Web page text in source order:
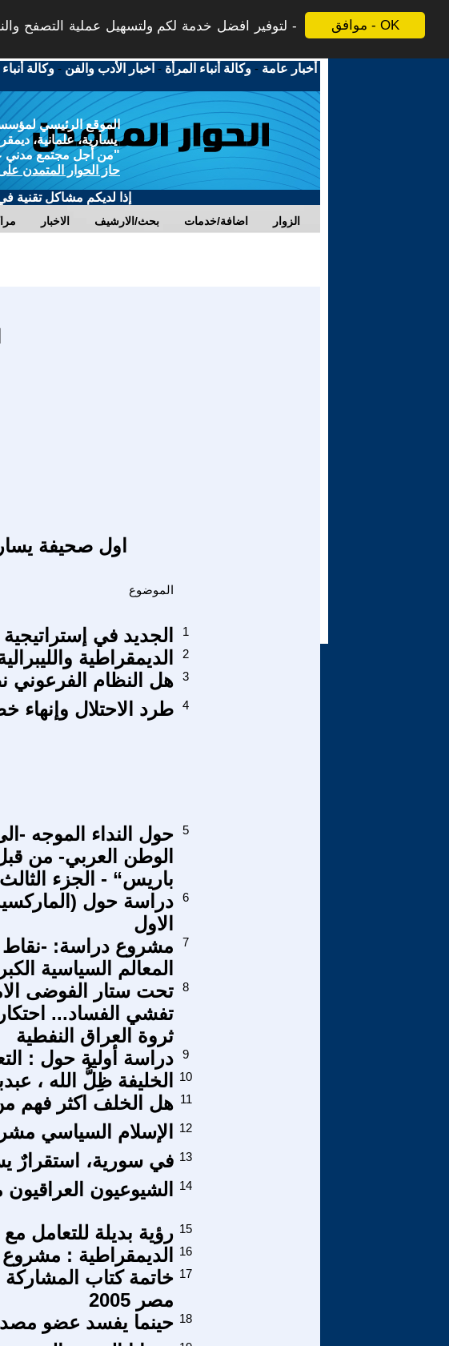
موافق - OK
لتوفير افضل خدمة لكم ولتسهيل عملية التصفح
أخبار عامة -وكالة أنباء المرأة - اخبار الأدب والفن -وكالة
الموقع الرئيسي
يسارية، علمانية،
"من أجل مجتمع مدني
حاز الحوار المتمدن
إذا لديكم مشاكل تقنية
الاخبار بحث/الارشيف اضافة/خدمات الزوار
اول صحيفة
الموضوع
الجديد في
1
الديمقراطية
2
هل النظام الفرعوني 3
طرد الاحتلال وإنهاء 4
حول النداء الموجه -
الوطن العربي- من
باريس“ - الجزء الثالث
5
دراسة حول
الاول
6
مشروع دراسة: -نقاط
المعالم السياسية
7
تحت ستار الفوضى
تفشي الفساد...
ثروة العراق النفطية
8
دراسة أولية حول :
9
الخليفة ظِلُّ الله ،
10
هل الخلف اكثر فهم 11
الإسلام السياسي 12
في سورية، استقرارٌ 13
الشيوعيون 14
رؤية بديلة للتعامل 15
الديمقراطية :
16
خاتمة كتاب المشاركة
مصر 2005
17
حينما يفسد عضو 18